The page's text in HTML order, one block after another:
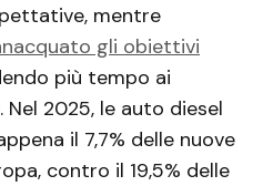
mentre
gli obiettivi
più tempo ai
2025, le auto diesel
il 7,7% delle nuove
contro il 19,5% delle